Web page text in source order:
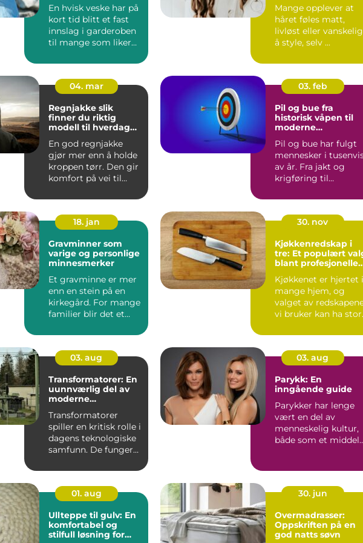
En hvisk veske har på
kort tid blitt et fast
innslag i garderoben
til mange som liker
Mange opplever at
håret føles matt,
livløst eller vanskelig
å style, selv ...
04. mar
Regnjakke slik
finner du riktig
modell til hverdag
En god regnjakke
gjør mer enn å holde
kroppen tørr. Den gir
komfort på vei til
byg...
03. feb
Pil og bue fra
historisk våpen til
moderne
Pil og bue har fulgt
mennesker i
av år. Fra jakt og
krigføring til
hobbybruk...
18. jan
Gravminner som
varige og personlige
minnesmerker
Et gravminne er mer
enn en stein på en
kirkegård. For mange
familier blir det et
30. nov
Kjøkkenredskap i
tre: Et populært
blant profesjonelle
hobbykokker
Kjøkkenet er hjertet i
mange hjem, og
valget av
vi bruker kan ha stor
03. aug
Transformatorer: En
uunnværlig del av
moderne
Transformatorer
spiller en kritisk rolle i
dagens teknologiske
samfunn. De fungerer
03. aug
Parykk: En
inngående guide
Parykker har lenge
vært en del av
menneskelig kultur,
både som et middel
01. aug
Ullteppe til gulv: En
komfortabel og
stilfull løsning for
30. jun
Overmadrasser:
Oppskriften på en
god natts søvn